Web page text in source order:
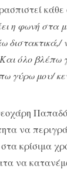
κάθε
η φωνή στα
διστακτικά,/
όλο βλέπω
γύρω μου/
να
κρίσιμα
να